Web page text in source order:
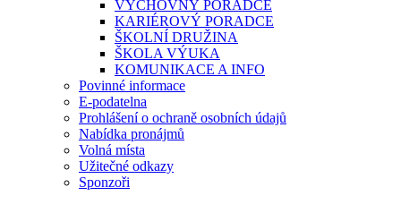
VÝCHOVNÝ PORADCE
KARIÉROVÝ PORADCE
ŠKOLNÍ DRUŽINA
ŠKOLA VÝUKA
KOMUNIKACE A INFO
Povinné informace
E-podatelna
Prohlášení o ochraně osobních údajů
Nabídka pronájmů
Volná místa
Užitečné odkazy
Sponzoři